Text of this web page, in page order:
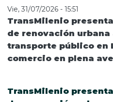
Estado
Sistema
Control
Interno
I
semestre
rad
Vie, 31/07/2026 - 15:51
TransMilenio
de renovación
transporte público en
comercio en plena
TransMilenio